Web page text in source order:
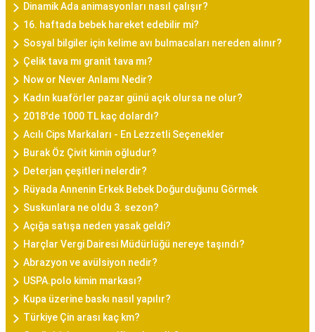
Dinamik Ada animasyonları nasıl çalışır?
16. haftada bebek hareket edebilir mi?
Sosyal bilgiler için kelime avı bulmacaları nereden alınır?
Çelik tava mı granit tava mı?
Now or Never Anlamı Nedir?
Kadın kuaförler pazar günü açık olursa ne olur?
2018'de 1000 TL kaç dolardı?
Acılı Cips Markaları - En Lezzetli Seçenekler
Burak Öz Çivit kimin oğludur?
Deterjan çeşitleri nelerdir?
Rüyada Annenin Erkek Bebek Doğurduğunu Görmek
Suskunlara ne oldu 3. sezon?
Açığa satışa neden yasak geldi?
Harçlar Vergi Dairesi Müdürlüğü nereye taşındı?
Abrazyon ve avülsiyon nedir?
USPA.polo kimin markası?
Kupa üzerine baskı nasıl yapılır?
Türkiye Çin arası kaç km?